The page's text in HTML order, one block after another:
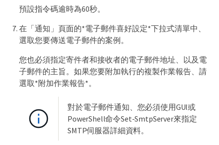
預設指令碼逾時為60秒。
在「通知」頁面的*電子郵件喜好設定*下拉式清單中、
選取您要傳送電子郵件的案例。
您也必須指定寄件者和接收者的電子郵件地址、以及電
子郵件的主旨。如果您要附加執行的複製作業報告、請
選取*附加作業報告*。
對於電子郵件通知、您必須使用GUI或
PowerShell命令Set-SmtpServer來指定
SMTP伺服器詳細資料。